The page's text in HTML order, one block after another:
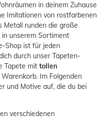
in deinem Zuhause
Imitationen von rostfarbenen
Metall runden die große
unserem Sortiment
Shop ist für jeden
durch unser Tapeten-
Tapete mit tollen
Im Folgenden
und Motive auf, die du bei
verschiedenen